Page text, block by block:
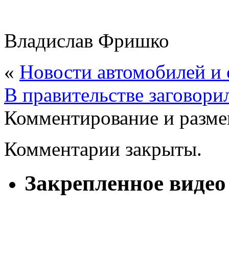
Владислав
« Новости автомобилей и
В правительстве
Комментирование и
Комментарии закрыты.
Закрепленное видео